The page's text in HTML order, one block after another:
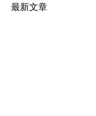
最新文章